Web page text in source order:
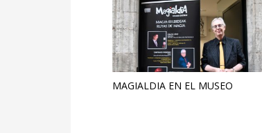
MAGIALDIA EN EL MUSEO